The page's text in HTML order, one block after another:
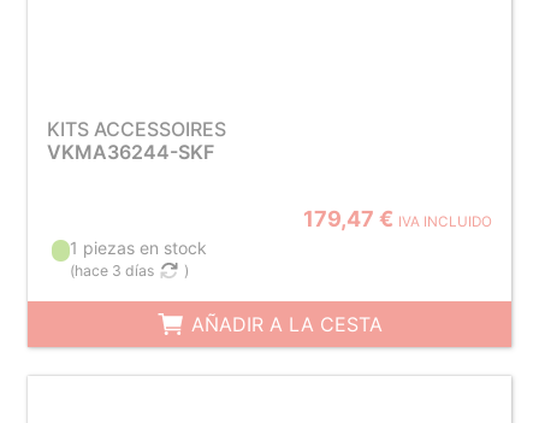
KITS ACCESSOIRES
VKMA36244-SKF
179,47 € IVA INCLUIDO
1 piezas en stock
(hace 3 días )
AÑADIR A LA CESTA